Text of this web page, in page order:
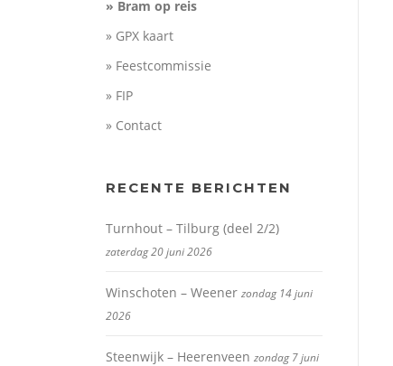
» Bram op reis
» GPX kaart
» Feestcommissie
» FIP
» Contact
RECENTE BERICHTEN
Turnhout – Tilburg (deel 2/2)
zaterdag 20 juni 2026
Winschoten – Weener zondag 14 juni
2026
Steenwijk – Heerenveen zondag 7 juni